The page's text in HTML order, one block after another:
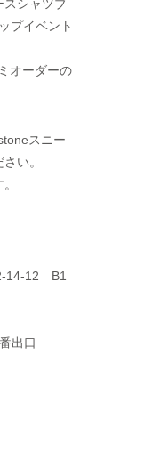
Wallet
スシャツブ
プイベント
オーダーの
スニー
い。
14-12 B1
出口